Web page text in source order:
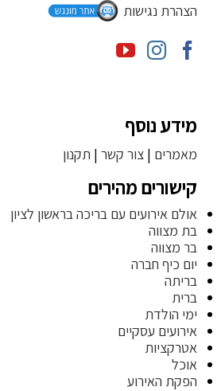
הצהרת נגישות
מידע נוסף
מאמרים | צור קשר | תקנון
קישורים מהירים
אולם אירועים עם בריכה בראשון לציון
בת מצווה
בר מצווה
יום כיף חברה
בריתה
ברית
ימי הולדת
אירועים עסקיים
אטרקציות
אוכל
הפקת האירוע